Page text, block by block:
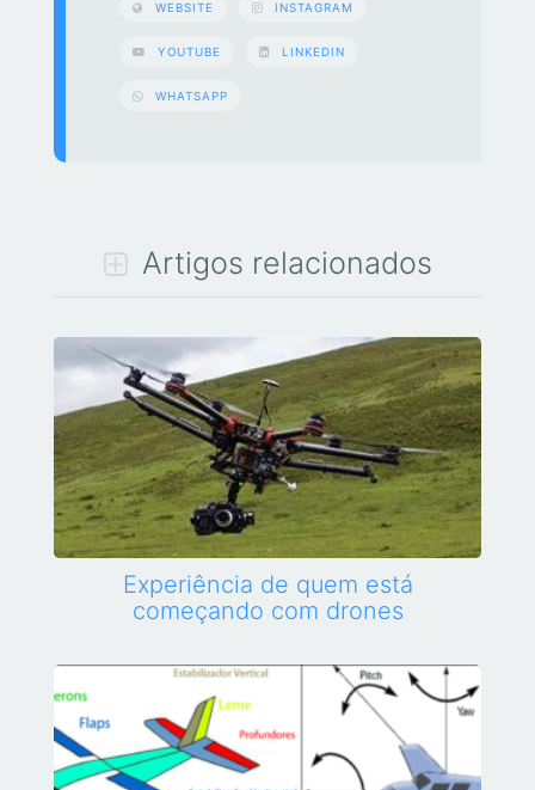
WEBSITE INSTAGRAM
YOUTUBE LINKEDIN
WHATSAPP
Artigos relacionados
Experiência de quem está
começando com drones